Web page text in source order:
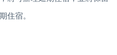
住宿。